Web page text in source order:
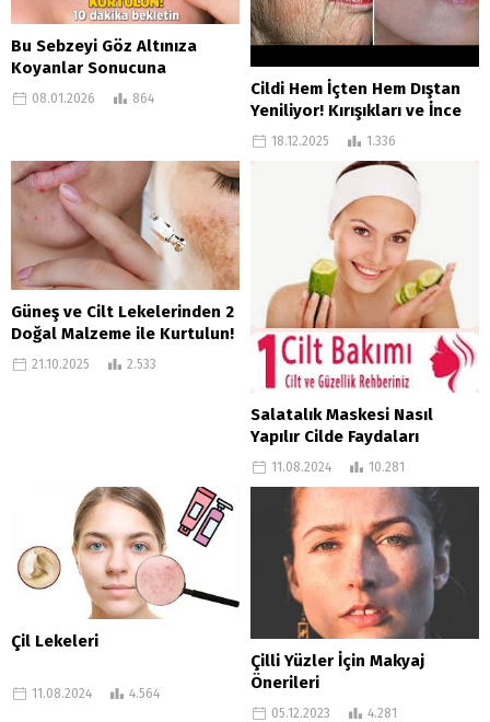
Bu Sebzeyi Göz Altınıza
Koyanlar Sonucuna
İnanamadı! Cilt Lekeleri Tek
Tek Açılıyor
08.01.2026 864
Cildi Hem İçten Hem Dıştan
Yeniliyor! Kırışıkları ve İnce
Çizgileri Silgi Gibi Azaltan
Mucize Tohum
18.12.2025 1.336
Güneş ve Cilt Lekelerinden 2
Doğal Malzeme ile Kurtulun!
Etkili Ev Yapımı Karışım
21.10.2025 2.533
Salatalık Maskesi Nasıl
Yapılır Cilde Faydaları
Nelerdir?
11.08.2024 10.281
Çil Lekeleri
11.08.2024 4.564
Çilli Yüzler İçin Makyaj
Önerileri
05.12.2023 4.281